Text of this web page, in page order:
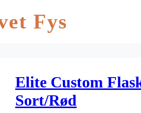
Fys
Elite Custom
Sort/Rød